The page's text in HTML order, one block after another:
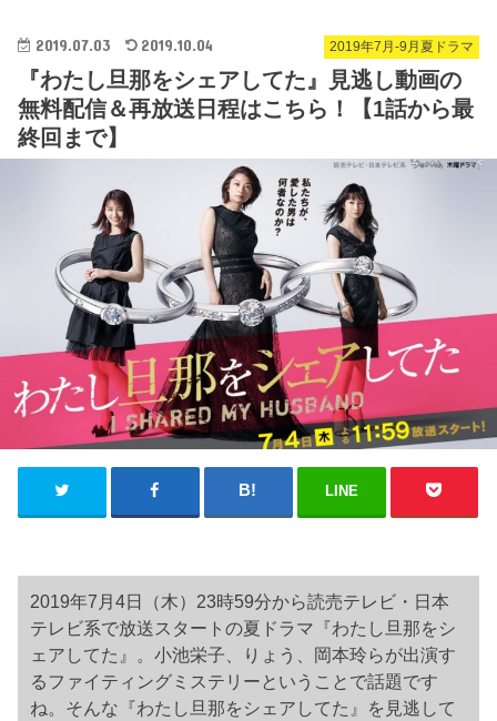
2019年7月-9月夏ドラマ
2019.07.03 2019.10.04
『わたし旦那をシェアしてた』見逃し動画の
無料配信＆再放送日程はこちら！【1話から最
終回まで】
LINE
2019年7月4日（木）23時59分から読売テレビ・日本
テレビ系で放送スタートの夏ドラマ『わたし旦那をシ
ェアしてた』。小池栄子、りょう、岡本玲らが出演す
るファイティングミステリーということで話題です
ね。そんな『わたし旦那をシェアしてた』を見逃して